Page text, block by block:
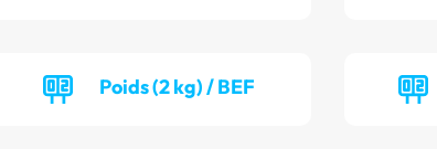
Poids (2 kg) / BEF